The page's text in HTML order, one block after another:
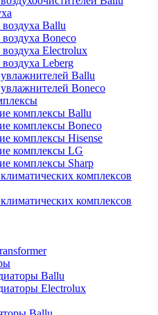
Ballu
Boneco
Electrolux
Leberg
Ballu
Boneco
комплексы Ballu
комплексы Boneco
комплексы Hisense
комплексы LG
комплексы Sharp
комплексов
комплексов
Ballu
Electrolux